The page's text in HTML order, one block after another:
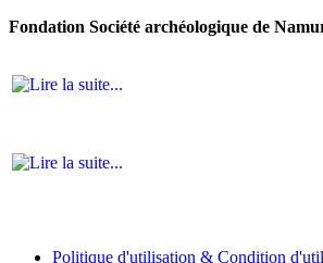
Fondation Société archéologique de
Politique d'utilisation & Condition